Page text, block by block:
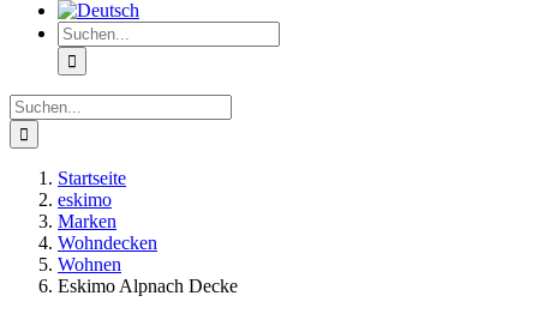
Suche
nach:
Suche
nach:
Startseite
eskimo
Marken
Wohndecken
Wohnen
Eskimo Alpnach Decke